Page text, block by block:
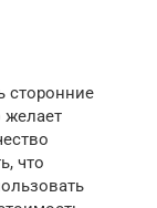
сторонние
желает
что